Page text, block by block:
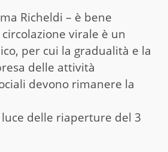
Richeldi – è bene
virale è un
per cui la gradualità e la
delle attività
devono rimanere la
delle riaperture del 3